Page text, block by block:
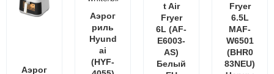
Аэрог
Аэрог
риль
Hyund
ai
(HYF-
t Air
Fryer
6L (AF-
E6003-
AS)
Белый
Fryer
6.5L
MAF-
W6501
(BHR0
83NEU)